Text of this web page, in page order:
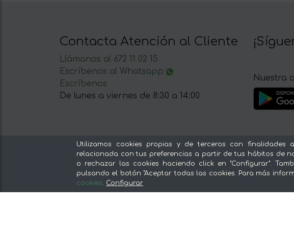
Contacta Atención al Cliente
Llámanos al 672 11 02 15
Escríbenos al Whatsapp
Escríbenos
De lunes a viernes de 8:30 a 14:00
Nuestra
Nuestras secciones
Del productor, sin intermediarios
Tiendas Especializadas y Productos
Utilizamos cookies propias y de terceros con finalidades
relacionada con tus preferencias a partir de tus hábitos de
o rechazar las cookies haciendo click en "Configurar".
pulsando el botón "Aceptar todas las cookies. Para más
cookies. Configurar